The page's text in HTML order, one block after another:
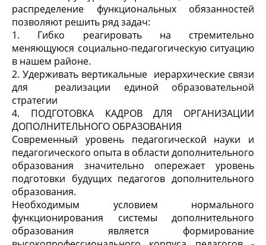
распределение функциональных обязанностей
позволяют решить ряд задач:
1. Гибко реагировать на стремительно
меняющуюся социально-педагогическую ситуацию
в нашем районе.
2. Удерживать вертикальные иерархические связи
для реализации единой образовательной
стратегии
4. ПОДГОТОВКА КАДРОВ ДЛЯ ОРГАНИЗАЦИИ
ДОПОЛНИТЕЛЬНОГО ОБРАЗОВАНИЯ
Современный уровень педагогической науки и
педагогического опыта в области дополнительного
образования значительно опережает уровень
подготовки будущих педагогов дополнительного
образования.
Необходимым условием нормального
функционирования системы дополнительного
образования является формирование